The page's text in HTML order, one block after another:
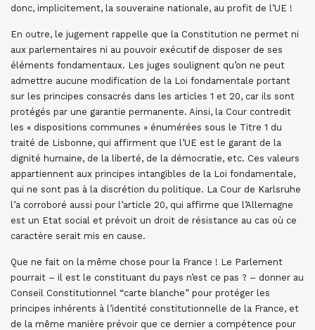
donc, implicitement, la souveraine nationale, au profit de l’UE !
En outre, le jugement rappelle que la Constitution ne permet ni
aux parlementaires ni au pouvoir exécutif de disposer de ses
éléments fondamentaux. Les juges soulignent qu’on ne peut
admettre aucune modification de la Loi fondamentale portant
sur les principes consacrés dans les articles 1 et 20, car ils sont
protégés par une garantie permanente. Ainsi, la Cour contredit
les « dispositions communes » énumérées sous le Titre 1 du
traité de Lisbonne, qui affirment que l’UE est le garant de la
dignité humaine, de la liberté, de la démocratie, etc. Ces valeurs
appartiennent aux principes intangibles de la Loi fondamentale,
qui ne sont pas à la discrétion du politique. La Cour de Karlsruhe
l’a corroboré aussi pour l’article 20, qui affirme que l’Allemagne
est un Etat social et prévoit un droit de résistance au cas où ce
caractère serait mis en cause.
Que ne fait on la même chose pour la France ! Le Parlement
pourrait – il est le constituant du pays n’est ce pas ? – donner au
Conseil Constitutionnel “carte blanche” pour protéger les
principes inhérents à l’identité constitutionnelle de la France, et
de la même manière prévoir que ce dernier a compétence pour